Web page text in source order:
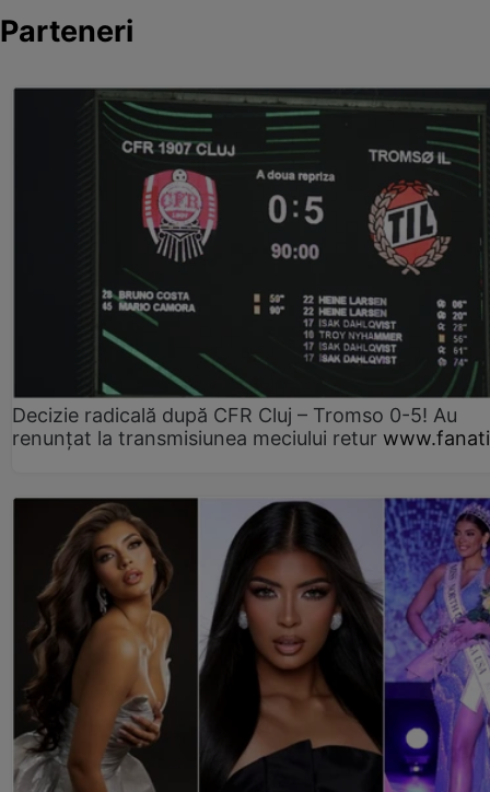
Parteneri
Decizie radicală după CFR Cluj – Tromso 0-5! Au
renunțat la transmisiunea meciului retur